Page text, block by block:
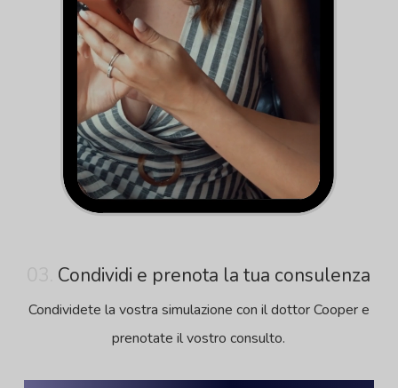
Condividi e prenota la tua consulenza
Condividete la vostra simulazione con il dottor Cooper e
prenotate il vostro consulto.